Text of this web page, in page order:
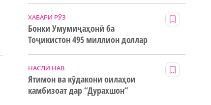
ХАБАРИ РӮЗ
Бонки Умумиҷаҳонӣ ба
Тоҷикистон 495 миллион доллар
НАСЛИ НАВ
Ятимон ва кӯдакони оилаҳои
камбизоат дар “Дурахшон”